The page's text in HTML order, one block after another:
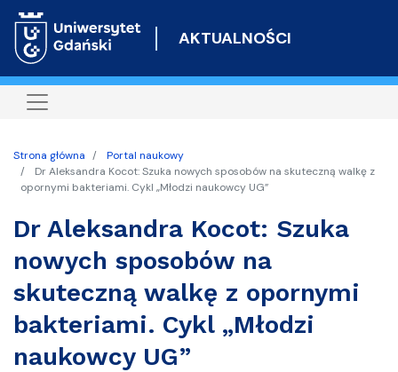
do
AKTUALNOŚCI
Strona główna
Portal naukowy
Dr Aleksandra Kocot: Szuka nowych sposobów na skuteczną walkę z
opornymi bakteriami. Cykl „Młodzi naukowcy UG”
Dr Aleksandra Kocot: Szuka
nowych sposobów na
skuteczną walkę z opornymi
bakteriami. Cykl „Młodzi
naukowcy UG”